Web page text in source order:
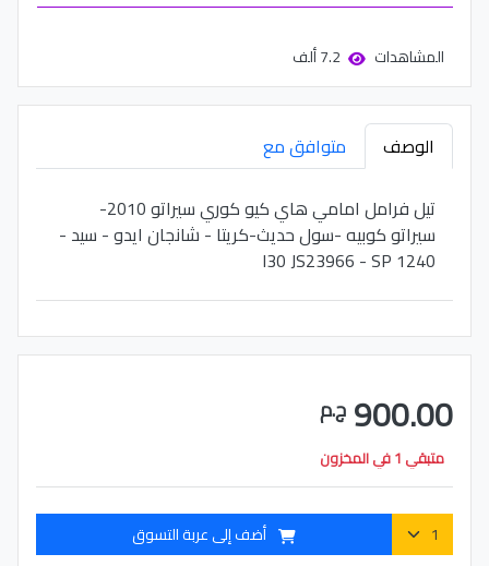
المشاهدات 7.2 ألف
الوصف
متوافق مع
تيل فرامل امامي هاي كيو كوري سيراتو 2010-
سيراتو كوبيه -سول حديث-كريتا - شانجان ايدو - سيد -
I30 JS23966 - SP 1240
900.00 ج.م
متبقي 1 في المخزون
أضف إلى عربة التسوق